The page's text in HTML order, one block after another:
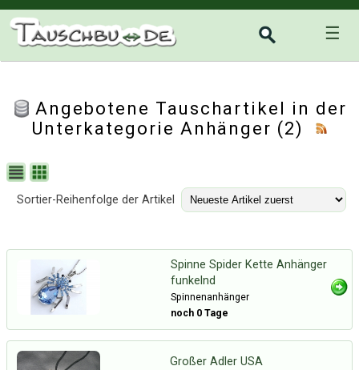
☰
Angebotene Tauschartikel in der
Unterkategorie Anhänger (2)
Sortier-Reihenfolge der Artikel
Spinne Spider Kette Anhänger
funkelnd
Spinnenanhänger
noch 0 Tage
Großer Adler USA